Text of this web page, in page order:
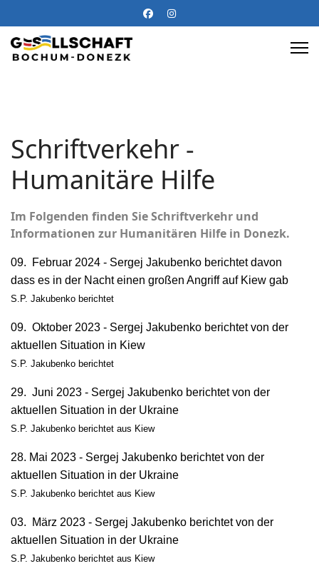
Schriftverkehr -
Humanitäre Hilfe
Im Folgenden finden Sie Schriftverkehr und
Informationen zur Humanitären Hilfe in Donezk.
09. Februar 2024 - Sergej Jakubenko berichtet davon
dass es in der Nacht einen großen Angriff auf Kiew gab
S.P. Jakubenko berichtet
09. Oktober 2023 - Sergej Jakubenko berichtet von der
aktuellen Situation in Kiew
S.P. Jakubenko berichtet
29. Juni 2023 - Sergej Jakubenko berichtet von der
aktuellen Situation in der Ukraine
S.P. Jakubenko berichtet aus Kiew
28. Mai 2023 - Sergej Jakubenko berichtet von der
aktuellen Situation in der Ukraine
S.P. Jakubenko berichtet aus Kiew
03. März 2023 - Sergej Jakubenko berichtet von der
aktuellen Situation in der Ukraine
S.P. Jakubenko berichtet aus Kiew